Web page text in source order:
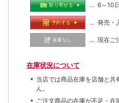
取り寄せる … 6～10
予約する … 発売・
在庫なし … 現在ご
在庫状況について
当店では商品在庫を店舗と
ん。
ご注文商品の在庫が不足・